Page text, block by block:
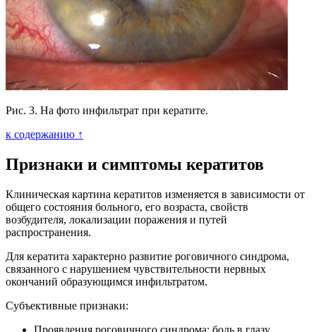
Рис. 3. На фото инфильтрат при кератите.
к содержанию ↑
Признаки и симптомы кератитов
Клиническая картина кератитов изменяется в зависимости от
общего состояния больного, его возраста, свойств
возбудителя, локализации поражения и путей
распространения.
Для кератита характерно развитие роговичного синдрома,
связанного с нарушением чувствительности нервных
окончаний образующимся инфильтратом.
Субъективные признаки:
Проявления роговичного синдрома: боль в глазу,